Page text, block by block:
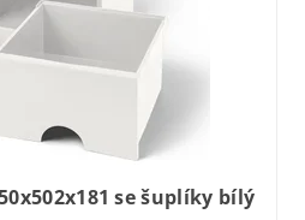
se šuplíky bílý